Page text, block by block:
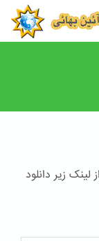
لینک زیر دانلود